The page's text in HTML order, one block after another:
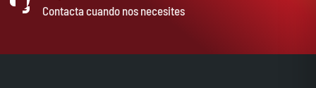
Contacta cuando nos necesites